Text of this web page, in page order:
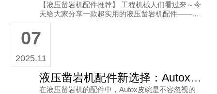
【液压凿岩机配件推荐】 工程机械人们看过来～今
天给大家分享一款超实用的液压凿岩机配件——Aut
ox皮碗TOYO-656(H)高压款，尺寸是90x18哦～ 从
图
07
2025.11
液压凿岩机配件新选择：Autox皮碗与奥拓斯工程机械
在液压凿岩机的配件中，Autox皮碗是不容忽视的